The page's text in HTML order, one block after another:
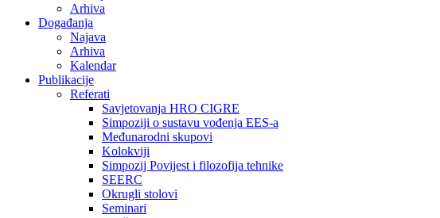
Arhiva
Događanja
Najava
Arhiva
Kalendar
Publikacije
Referati
Savjetovanja HRO CIGRE
Simpoziji o sustavu vođenja EES-a
Međunarodni skupovi
Kolokviji​
Simpozij Povijest i filozofija tehnike
SEERC
Okrugli stolovi
Seminari​